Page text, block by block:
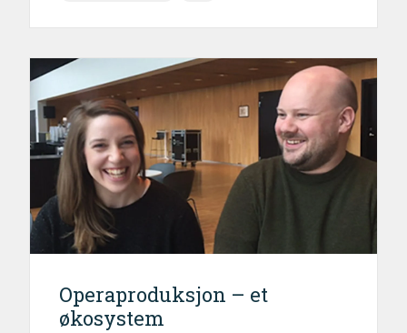
Operaproduksjon – et
økosystem